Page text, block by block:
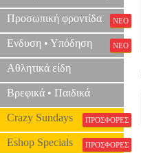
Προσωπική φροντίδα ΝΕΟ
Ενδυση • Υπόδηση ΝΕΟ
Αθλητικά είδη
Βρεφικά • Παιδικά
Crazy Sundays ΠΡΟΣΦΟΡΕΣ
Eshop Specials ΠΡΟΣΦΟΡΕΣ